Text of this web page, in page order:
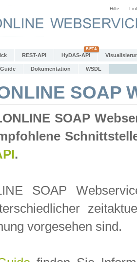
Hilfe
REST-API HyDAS-API
Dokumentation WSDL
SOAP
SOAP
.
SOAP
vorgesehen sind.